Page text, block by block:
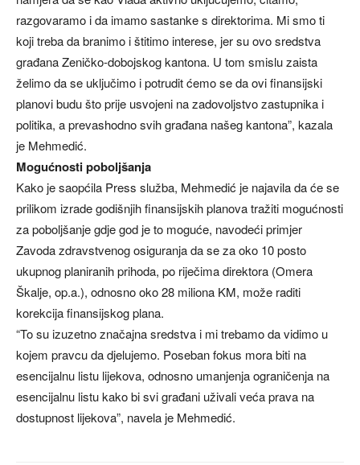
razgovaramo i da imamo sastanke s direktorima. Mi smo ti
koji treba da branimo i štitimo interese, jer su ovo sredstva
građana Zeničko-dobojskog kantona. U tom smislu zaista
želimo da se uključimo i potrudit ćemo se da ovi finansijski
planovi budu što prije usvojeni na zadovoljstvo zastupnika i
politika, a prevashodno svih građana našeg kantona”, kazala
je Mehmedić.
Mogućnosti poboljšanja
Kako je saopćila Press služba, Mehmedić je najavila da će se
prilikom izrade godišnjih finansijskih planova tražiti mogućnosti
za poboljšanje gdje god je to moguće, navodeći primjer
Zavoda zdravstvenog osiguranja da se za oko 10 posto
ukupnog planiranih prihoda, po riječima direktora (Omera
Škalje, op.a.), odnosno oko 28 miliona KM, može raditi
korekcija finansijskog plana.
“To su izuzetno značajna sredstva i mi trebamo da vidimo u
kojem pravcu da djelujemo. Poseban fokus mora biti na
esencijalnu listu lijekova, odnosno umanjenja ograničenja na
esencijalnu listu kako bi svi građani uživali veća prava na
dostupnost lijekova”, navela je Mehmedić.